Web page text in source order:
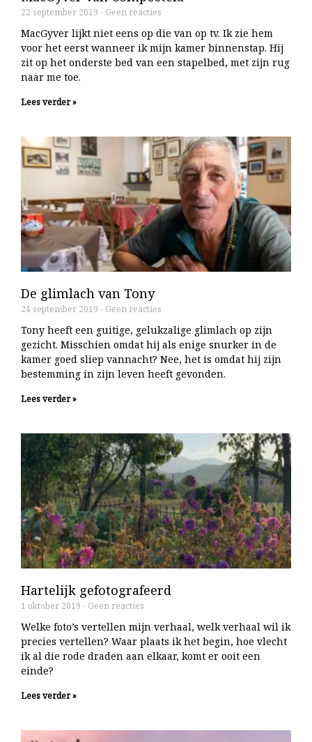
22 september 2019 Geen reacties
MacGyver lijkt niet eens op die van op tv. Ik zie hem
voor het eerst wanneer ik mijn kamer binnenstap. Hij
zit op het onderste bed van een stapelbed, met zijn rug
naar me toe.
Lees verder »
De glimlach van Tony
24 september 2019 Geen reacties
Tony heeft een guitige, gelukzalige glimlach op zijn
gezicht. Misschien omdat hij als enige snurker in de
kamer goed sliep vannacht? Nee, het is omdat hij zijn
bestemming in zijn leven heeft gevonden.
Lees verder »
Hartelijk gefotografeerd
1 oktober 2019 Geen reacties
Welke foto’s vertellen mijn verhaal, welk verhaal wil ik
precies vertellen? Waar plaats ik het begin, hoe vlecht
ik al die rode draden aan elkaar, komt er ooit een
einde?
Lees verder »